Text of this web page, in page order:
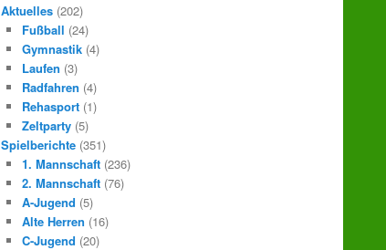
Aktuelles (202)
Fußball (24)
Gymnastik(4)
Laufen (3)
Radfahren (4)
Rehasport(1)
Zeltparty(5)
Spielberichte (351)
1. Mannschaft(236)
2. Mannschaft(76)
A-Jugend (5)
Alte Herren (16)
C-Jugend (20)